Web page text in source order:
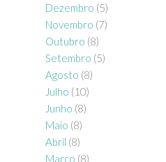
Dezembro (5)
Novembro (7)
Outubro (8)
Setembro (5)
Agosto (8)
Julho (10)
Junho (8)
Maio (8)
Abril (8)
Março (8)